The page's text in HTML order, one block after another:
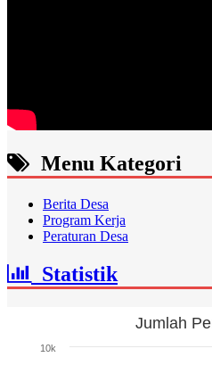
Menu Kategori
Berita Desa
Program Kerja
Peraturan Desa
Statistik
Jumlah
10k